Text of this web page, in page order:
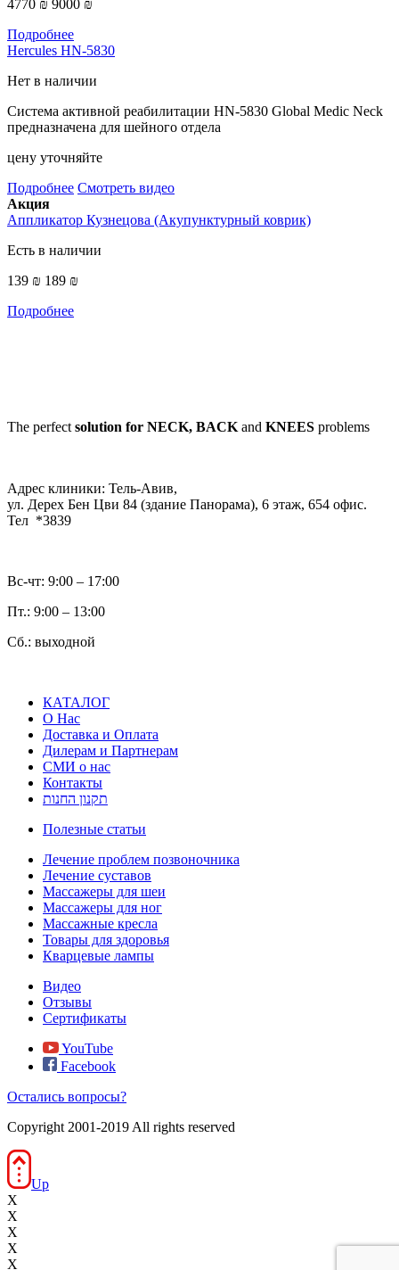
4770 ₪ 9000 ₪
Подробнее
Hercules HN-5830
Нет в наличии
Система активной реабилитации HN-5830 Global Medic Neck
предназначена для шейного отдела
цену уточняйте
Подробнее Смотреть видео
Акция
Аппликатор Кузнецова (Акупунктурный коврик)
Есть в наличии
139 ₪ 189 ₪
Подробнее
The perfect solution for NECK, BACK and KNEES problems
Адрес клиники: Тель-Авив,
ул. Дерех Бен Цви 84 (здание Панорама), 6 этаж, 654 офис.
Тел *3839
Вс-чт: 9:00 – 17:00
Пт.: 9:00 – 13:00
Сб.: выходной
КАТАЛОГ
О Нас
Доставка и Оплата
Дилерам и Партнерам
СМИ о нас
Контакты
תקנון החנות
Полезные статьи
Лечение проблем позвоночника
Лечение суставов
Массажеры для шеи
Массажеры для ног
Массажные кресла
Товары для здоровья
Кварцевые лампы
Видео
Отзывы
Сертификаты
YouTube
Facebook
Остались вопросы?
Copyright 2001-2019 All rights reserved
Up
X
X
X
X
X